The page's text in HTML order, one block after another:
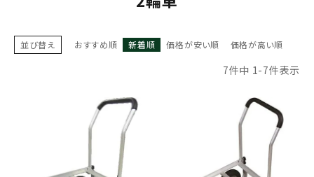
並び替え おすすめ順 新着順 価格が安い順 価格が高い順
7件中 1-7件表示